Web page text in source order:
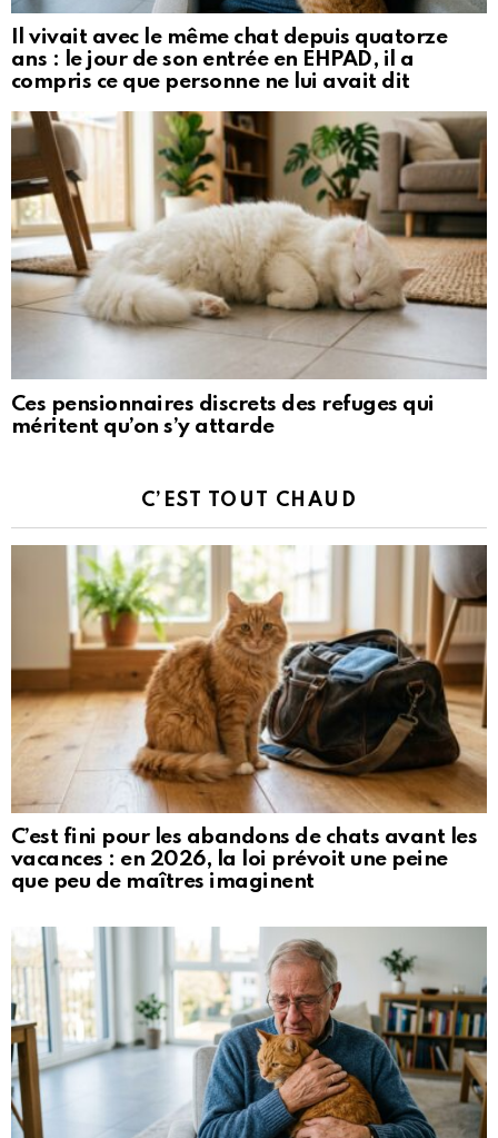
Il vivait avec le même chat depuis quatorze
ans : le jour de son entrée en EHPAD, il a
compris ce que personne ne lui avait dit
Ces pensionnaires discrets des refuges qui
méritent qu’on s’y attarde
C’EST TOUT CHAUD
C’est fini pour les abandons de chats avant les
vacances : en 2026, la loi prévoit une peine
que peu de maîtres imaginent